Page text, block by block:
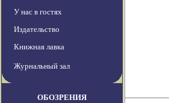
У нас в гостях
Издательство
Книжная лавка
Журнальный зал
ОБОЗРЕНИЯ